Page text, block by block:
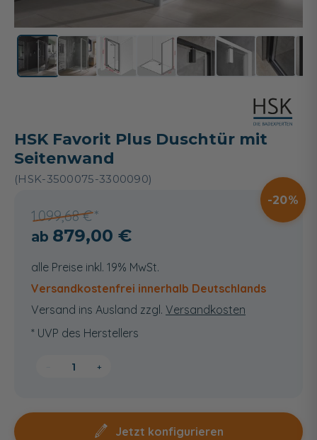
HSK Favorit Plus Duschtür mit
Seitenwand
(HSK-3500075-3300090)
1.099,68 €
20
879,00 €
alle Preise inkl. 19% MwSt.
Versandkostenfrei innerhalb Deutschlands
Versand ins Ausland zzgl. Versandkosten
* UVP des Herstellers
+
Jetzt konfigurieren